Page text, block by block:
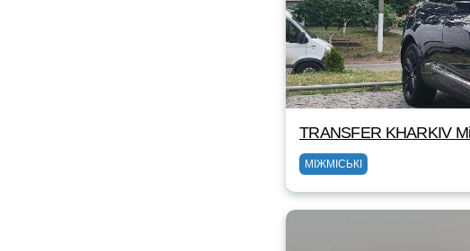
TRANSFER KHARKIV
МІЖМІСЬКІ